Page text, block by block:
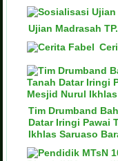
Ujian Madrasah
Tim Drumband
Datar Iringi Pawai
Ikhlas Saruaso